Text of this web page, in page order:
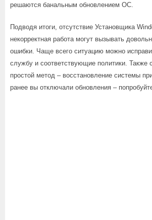
решаются банальным обновлением ОС.
Подводя итоги, отсутствие Установщика
некорректная работа могут вызывать
ошибки. Чаще всего ситуацию можно
службу и соответствующие политики. Также
простой метод – восстановление системы
ранее вы отключали обновления –